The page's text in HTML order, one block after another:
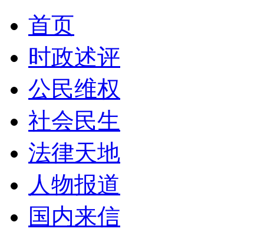
首页
时政述评
公民维权
社会民生
法律天地
人物报道
国内来信